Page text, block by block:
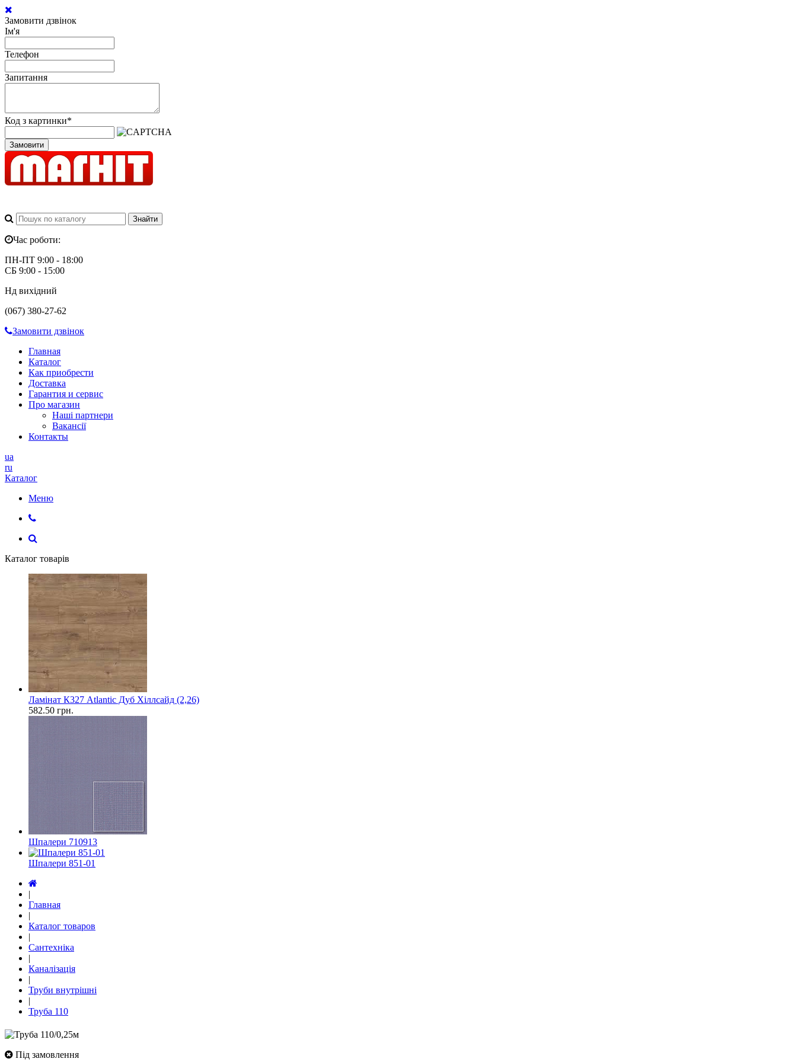
Замовити дзвінок
Ім'я
Телефон
Запитання
Код з картинки*
Замовити
Час роботи:
ПН-ПТ 9:00 - 18:00
СБ 9:00 - 15:00
Нд вихідний
(067) 380-27-62
Замовити дзвінок
Главная
Каталог
Как приобрести
Доставка
Гарантия и сервис
Про магазин
Наші партнери
Вакансії
Контакты
ua
ru
Каталог
Меню
Каталог товарів
Ламінат К327 Atlantic Дуб Хіллсайд (2,26)
582.50 грн.
Шпалери 710913
Шпалери 851-01
|
Главная
|
Каталог товаров
|
Сантехніка
|
Каналізація
|
Труби внутрішні
|
Труба 110
Під замовлення